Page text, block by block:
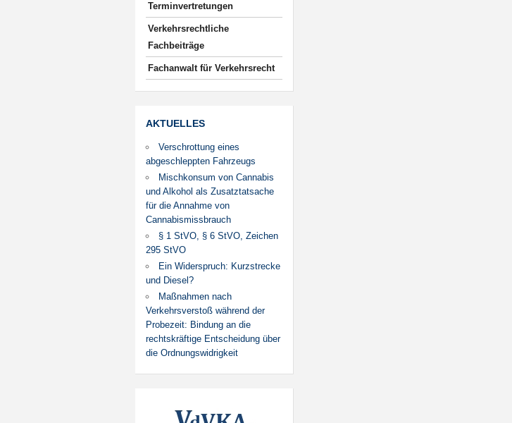
Terminvertretungen
Verkehrsrechtliche
Fachbeiträge
Fachanwalt für Verkehrsrecht
AKTUELLES
Verschrottung eines
abgeschleppten Fahrzeugs
Mischkonsum von Cannabis
und Alkohol als Zusatztatsache
für die Annahme von
Cannabismissbrauch
§ 1 StVO, § 6 StVO, Zeichen
295 StVO
Ein Widerspruch: Kurzstrecke
und Diesel?
Maßnahmen nach
Verkehrsverstoß während der
Probezeit: Bindung an die
rechtskräftige Entscheidung über
die Ordnungswidrigkeit